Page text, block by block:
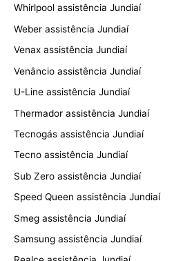
Whirlpool assistência Jundiaí
Weber assistência Jundiaí
Venax assistência Jundiaí
Venâncio assistência Jundiaí
U-Line assistência Jundiaí
Thermador assistência Jundiaí
Tecnogás assistência Jundiaí
Tecno assistência Jundiaí
Sub Zero assistência Jundiaí
Speed Queen assistência Jundiaí
Smeg assistência Jundiaí
Samsung assistência Jundiaí